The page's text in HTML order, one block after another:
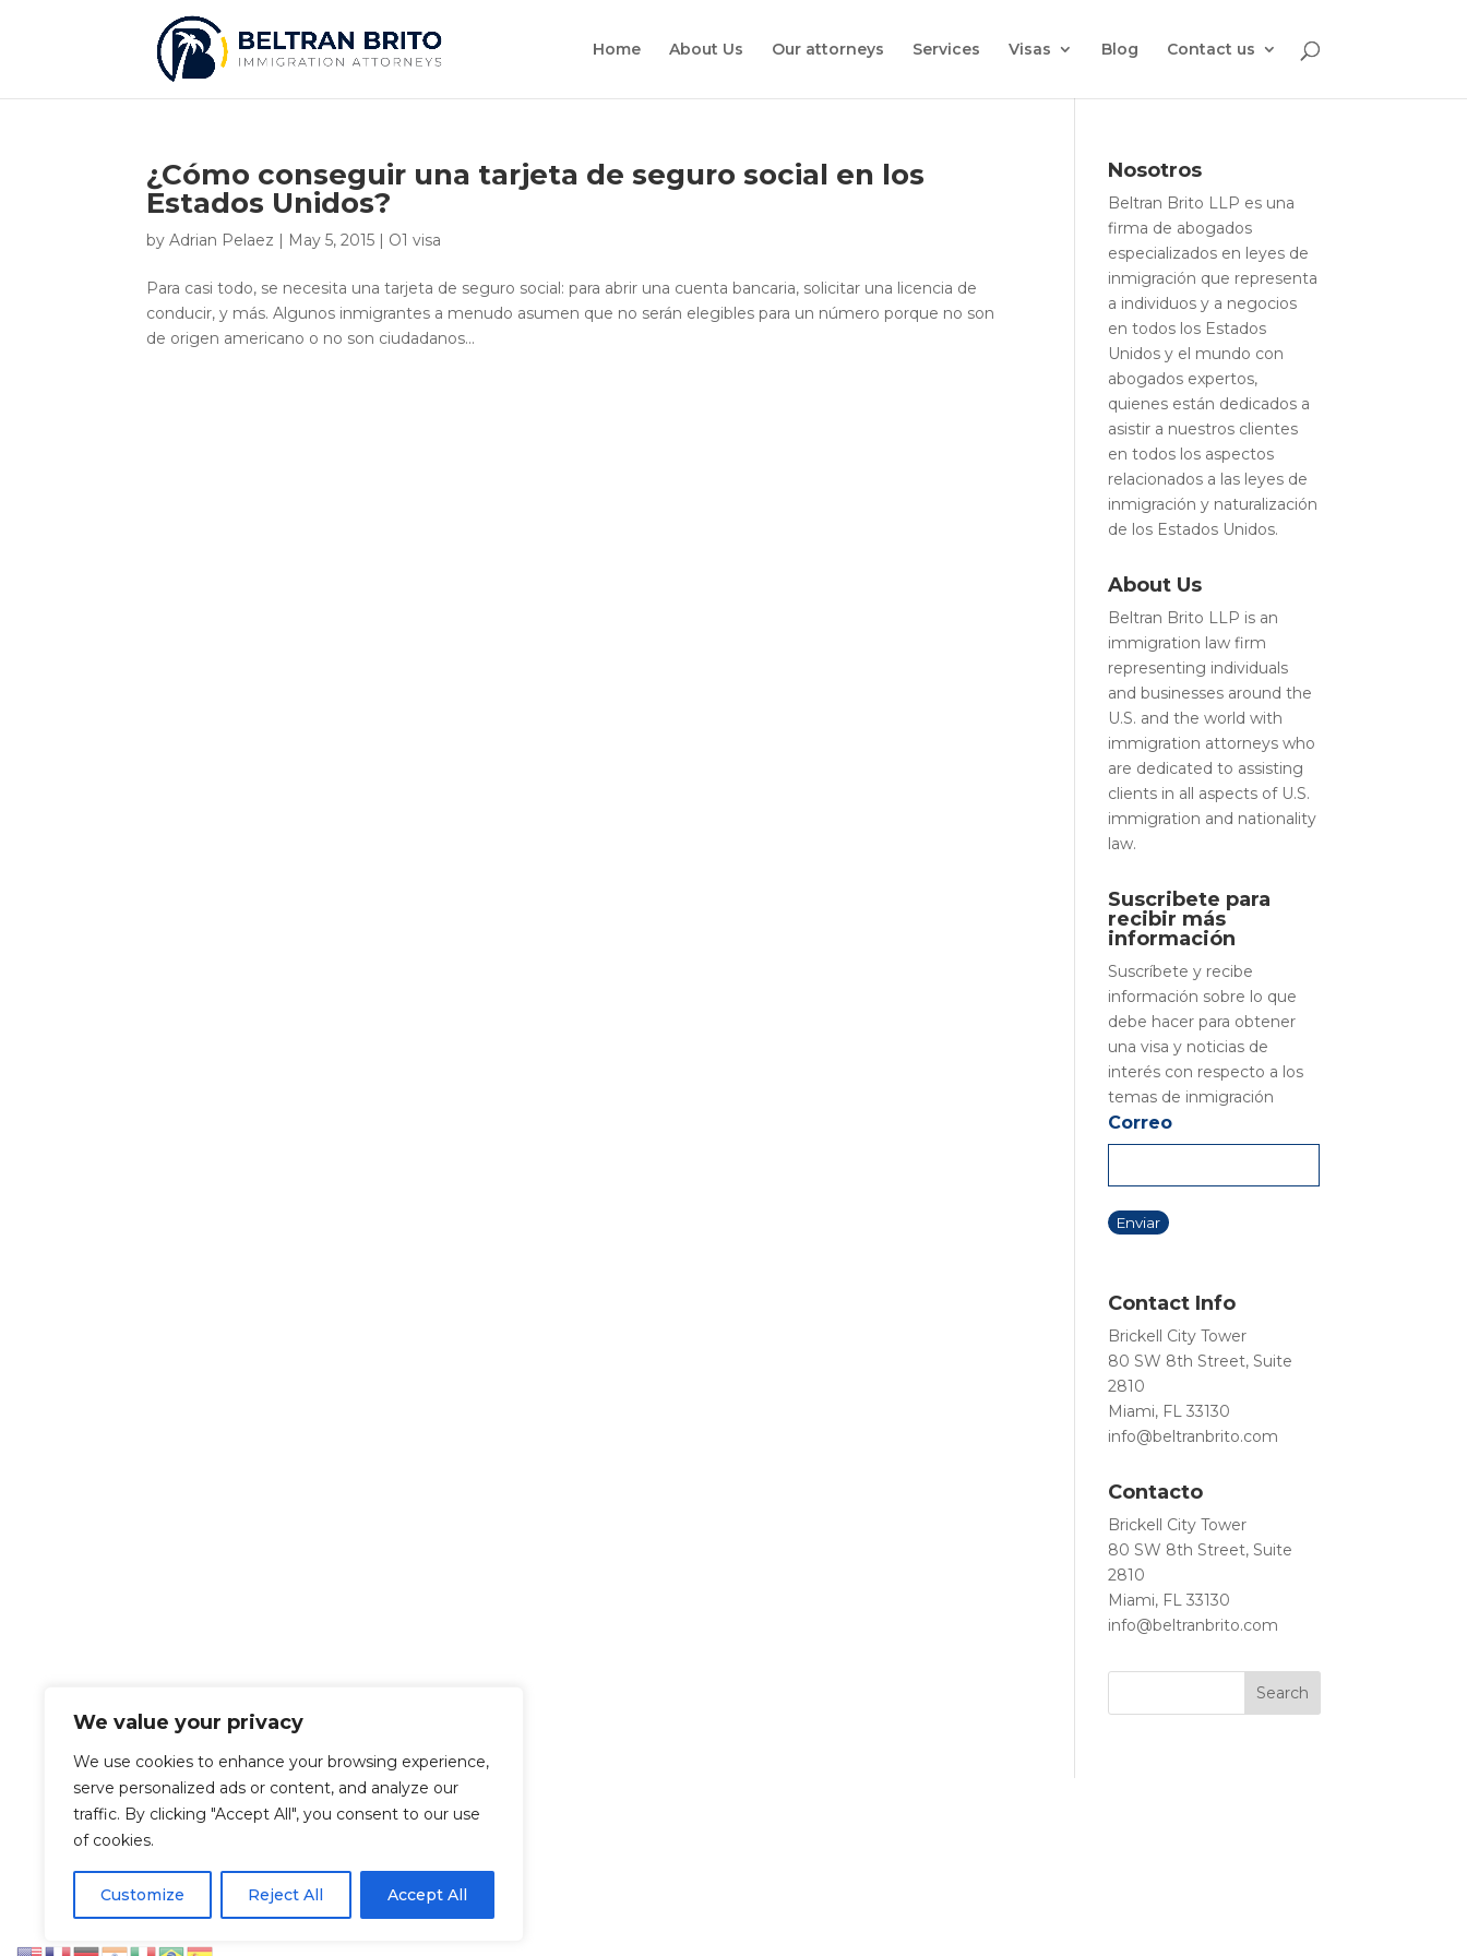
We value your privacy
We use cookies to enhance your browsing experience,
serve personalized ads or content, and analyze our
traffic. By clicking "Accept All", you consent to our use
of cookies.
Customize Reject All Accept All
Home About Us Our attorneys Services Visas Blog Contact us
¿Cómo conseguir una tarjeta de seguro social en los
Estados Unidos?
byAdrian Pelaez | May 5, 2015 | O1 visa
Para casi todo, se necesita una tarjeta de seguro social: para abrir una cuenta bancaria, solicitar una licencia de
conducir, y más. Algunos inmigrantes a menudo asumen que no serán elegibles para un número porque no son
de origen americano o no son ciudadanos...
Nosotros
Beltran Brito LLP es una
firma de abogados
especializados en leyes de
inmigración que representa
a individuos y a negocios
en todos los Estados
Unidos y el mundo con
abogados expertos,
quienes están dedicados a
asistir a nuestros clientes
en todos los aspectos
relacionados a las leyes de
inmigración y naturalización
de los Estados Unidos.
About Us
Beltran Brito LLP is an
immigration law firm
representing individuals
and businesses around the
U.S. and the world with
immigration attorneys who
are dedicated to assisting
clients in all aspects of U.S.
immigration and nationality
law.
Suscribete para
recibir más
información
Suscríbete y recibe
información sobre lo que
debe hacer para obtener
una visa y noticias de
interés con respecto a los
temas de inmigración
Correo
Contact Info
Brickell City Tower
80 SW 8th Street, Suite
2810
Miami, FL 33130
info@beltranbrito.com
Contacto
Brickell City Tower
80 SW 8th Street, Suite
2810
Miami, FL 33130
info@beltranbrito.com
Let’s Work Together